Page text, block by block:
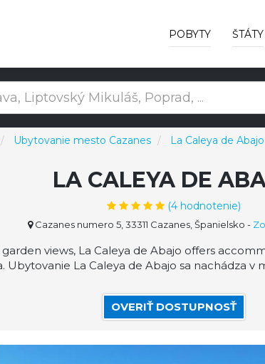
POBYTY ŠTÁTY
Ubytovanie mesto Cazanes La Caleya de Abajo
LA CALEYA DE
(4 hodnotenie)
Cazanes numero 5, 33311 Cazanes, Španielsko -
views, La Caleya de Abajo offers
Ubytovanie La Caleya de Abajo sa nachádza v
OVERIŤ DOSTUPNOSŤ